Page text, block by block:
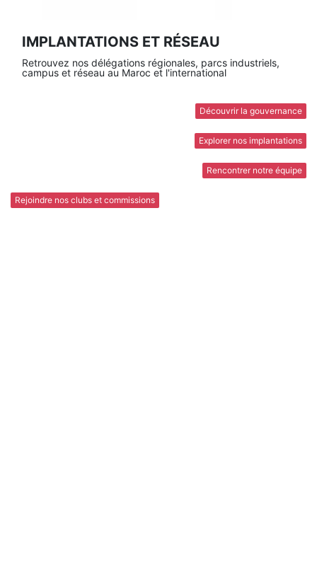
IMPLANTATIONS ET RÉSEAU
Retrouvez nos délégations régionales, parcs industriels,
campus et réseau au Maroc et l'international
Découvrir la gouvernance
Explorer nos implantations
Rencontrer notre équipe
Rejoindre nos clubs et commissions